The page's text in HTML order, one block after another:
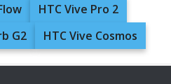
HTC Vive Pro 2
G2 HTC Vive Cosmos